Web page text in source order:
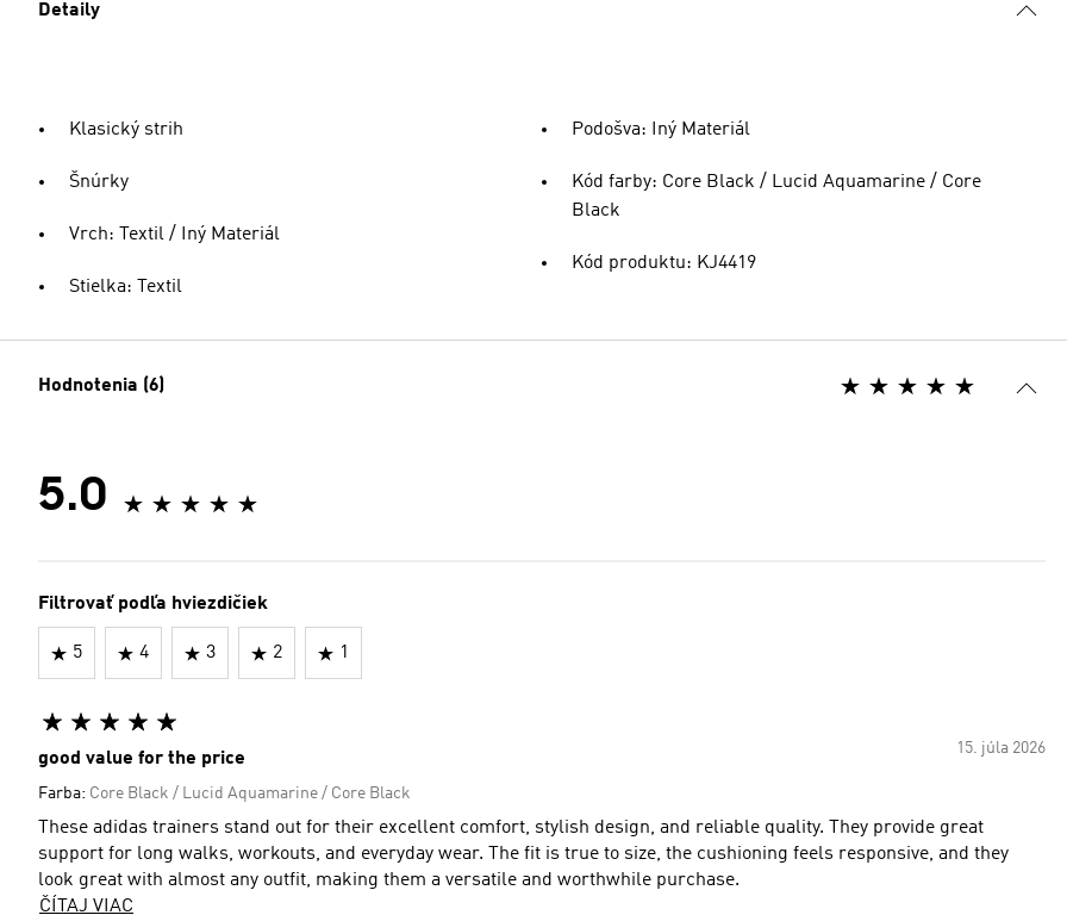
Detaily
Klasický strih
Šnúrky
Vrch: Textil / Iný Materiál
Stielka: Textil
Podošva: Iný Materiál
Kód farby: Core Black / Lucid Aquamarine / Core
Black
Kód produktu: KJ4419
Hodnotenia (6)
5.0
Filtrovať podľa hviezdičiek
5 4 3 2 1
15. júla 2026
good value for the price
Farba: Core Black / Lucid Aquamarine / Core Black
These adidas trainers stand out for their excellent comfort, stylish design, and reliable quality. They provide great
support for long walks, workouts, and everyday wear. The fit is true to size, the cushioning feels responsive, and they
look great with almost any outfit, making them a versatile and worthwhile purchase.
ČÍTAJ VIAC